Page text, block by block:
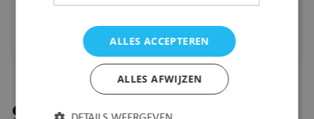
ALLES ACCEPTEREN
ALLES AFWIJZEN